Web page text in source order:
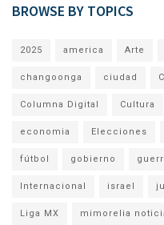
BROWSE BY TOPICS
2025 america Arte
changoonga ciudad
Columna Digital Cultura
economia Elecciones
fútbol gobierno
Internacional israel
Liga MX mimorelia